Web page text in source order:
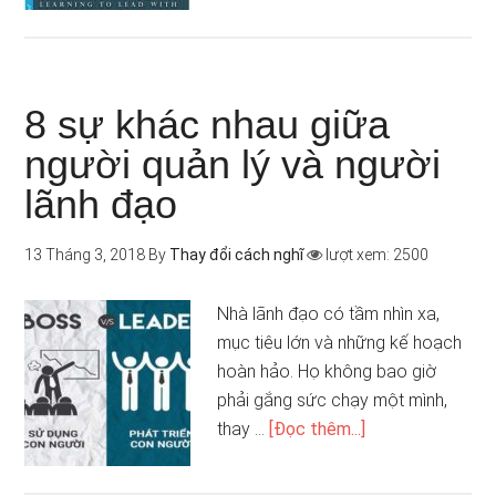
8 sự khác nhau giữa
người quản lý và người
lãnh đạo
13 Tháng 3, 2018 By Thay đổi cách nghĩ lượt xem: 2500
Nhà lãnh đạo có tầm nhìn xa,
mục tiêu lớn và những kế hoạch
hoàn hảo. Họ không bao giờ
phải gắng sức chạy một mình,
thay … [Đọc thêm...]